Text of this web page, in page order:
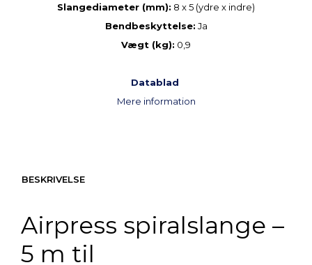
Slangediameter (mm): 8 x 5 (ydre x indre)
Bendbeskyttelse: Ja
Vægt (kg): 0,9
Datablad
Mere information
BESKRIVELSE
Airpress spiralslange –
5 m til